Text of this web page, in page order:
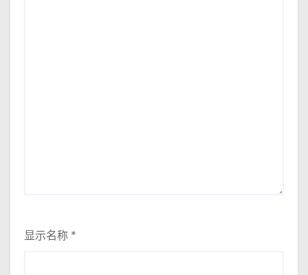
显示名称 *